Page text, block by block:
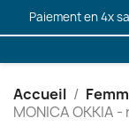
Paiement en 4x
Accueil
MONICA OKKIA